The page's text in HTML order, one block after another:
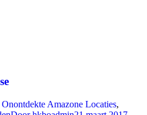
Amazone Locaties,